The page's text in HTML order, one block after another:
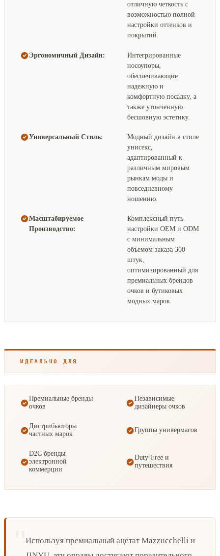
отличную четкость с
возможностью полной
настройки оттенков и
покрытий.
Эргономичный Дизайн:
Интегрированные
носоупоры,
обеспечивающие
надежную и
комфортную посадку, а
также утонченную
бесшовную эстетику.
Универсальный Стиль:
Модный дизайн в стиле
унисекс,
адаптированный к
различным мировым
рынкам моды и
повседневному
ношению.
Масштабируемое
Производство:
Комплексный путь
настройки OEM и ODM
с минимальным
объемом заказа 300
штук,
оптимизированный для
премиальных брендов
очков и бутиковых
модных марок.
ИДЕАЛЬНО ДЛЯ
Премиальные бренды
очков
Независимые
дизайнеры очков
Дистрибьюторы
частных марок
Группы универмагов
D2C бренды
электронной
коммерции
Duty-Free и
путешествия
Используя премиальный ацетат Mazzucchelli и